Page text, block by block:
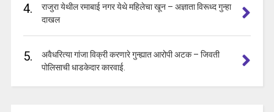
4.
राजुरा येथील रमाबाई नगर येथे महिलेचा खून – अज्ञाता विरूध्द गुन्हा
दाखल
5.
अवैधरित्या गांजा विक्री करणारे गुन्ह्यात आरोपी अटक – जिवती
पोलिसाची धाडकेदार कारवाई.